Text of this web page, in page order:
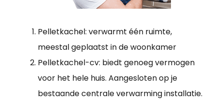
Pelletkachel: verwarmt één ruimte,
meestal geplaatst in de woonkamer
Pelletkachel-cv: biedt genoeg vermogen
voor het hele huis. Aangesloten op je
bestaande centrale verwarming installatie.